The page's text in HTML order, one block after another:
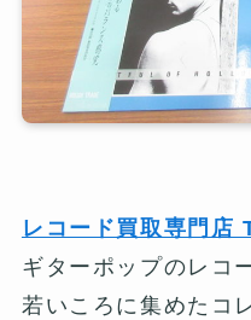
レコード買取専門店
ギターポップのレコ
若いころに集めたコ